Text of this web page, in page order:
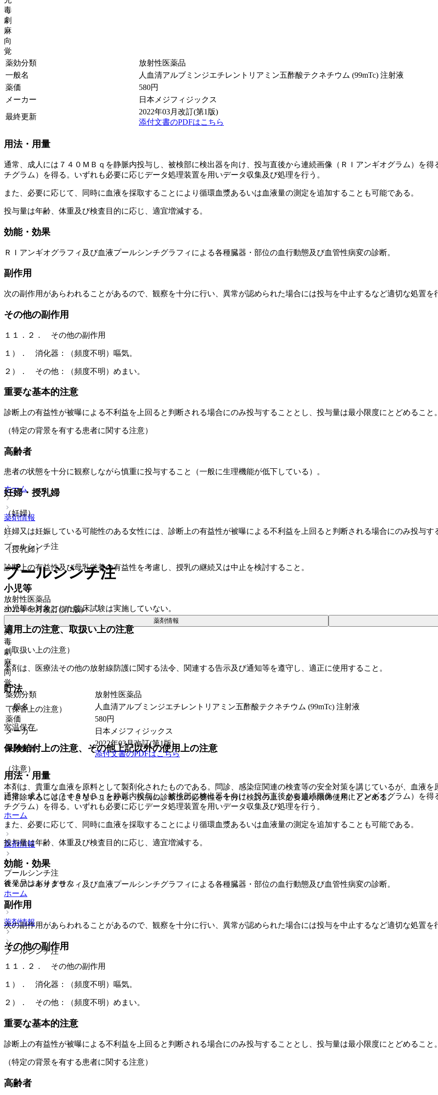
毒
劇
麻
向
覚
薬効分類
放射性医薬品
一般名
人血清アルブミンジエチレントリアミン五酢酸テクネチウム (99mTc) 注射液
薬価
580円
メーカー
日本メジフィジックス
最終更新
2022年03月改訂(第1版)
添付文書のPDFはこちら
用法・用量
通常、成人には７４０ＭＢｑを静脈内投与し、被検部に検出器を向け、投与直後から連続画像（ＲＩアンギオグラム）を
チグラム）を得る。いずれも必要に応じデータ処理装置を用いデータ収集及び処理を行う。
また、必要に応じて、同時に血液を採取することにより循環血漿あるいは血液量の測定を追加することも可能である。
投与量は年齢、体重及び検査目的に応じ、適宜増減する。
効能・効果
ＲＩアンギオグラフィ及び血液プールシンチグラフィによる各種臓器・部位の血行動態及び血管性病変の診断。
副作用
次の副作用があらわれることがあるので、観察を十分に行い、異常が認められた場合には投与を中止するなど適切な処置を
その他の副作用
１１．２． その他の副作用
１）． 消化器：（頻度不明）嘔気。
２）． その他：（頻度不明）めまい。
重要な基本的注意
診断上の有益性が被曝による不利益を上回ると判断される場合にのみ投与することとし、投与量は最小限度にとどめること。
（特定の背景を有する患者に関する注意）
高齢者
患者の状態を十分に観察しながら慎重に投与すること（一般に生理機能が低下している）。
妊婦・授乳婦
（妊婦）
妊婦又は妊娠している可能性のある女性には、診断上の有益性が被曝による不利益を上回ると判断される場合にのみ投与す
（授乳婦）
診断上の有益性及び母乳栄養の有益性を考慮し、授乳の継続又は中止を検討すること。
小児等
小児等を対象とした臨床試験は実施していない。
適用上の注意、取扱い上の注意
（取扱い上の注意）
本剤は、医療法その他の放射線防護に関する法令、関連する告示及び通知等を遵守し、適正に使用すること。
貯法
（保管上の注意）
室温保存。
保険給付上の注意、その他上記以外の使用上の注意
（注意）
本剤は、貴重な血液を原料として製剤化されたものである。問診、感染症関連の検査等の安全対策を講じているが、血液
に排除することはできないことから、疾病の診断上の必要性を十分に検討の上、必要最小限の使用にとどめる。
ホーム
薬剤情報
プールシンチ注
後発品はありません
ホーム
薬剤情報
プールシンチ注
ホーム
薬剤情報
プールシンチ注
プールシンチ注
放射性医薬品
2022年03月改訂(第1版)
薬剤情報
先
毒
劇
麻
向
覚
薬効分類
放射性医薬品
一般名
人血清アルブミンジエチレントリアミン五酢酸テクネチウム (99mTc) 注射液
薬価
580円
メーカー
日本メジフィジックス
最終更新
2022年03月改訂(第1版)
添付文書のPDFはこちら
用法・用量
通常、成人には７４０ＭＢｑを静脈内投与し、被検部に検出器を向け、投与直後から連続画像（ＲＩアンギオグラム）を
チグラム）を得る。いずれも必要に応じデータ処理装置を用いデータ収集及び処理を行う。
また、必要に応じて、同時に血液を採取することにより循環血漿あるいは血液量の測定を追加することも可能である。
投与量は年齢、体重及び検査目的に応じ、適宜増減する。
効能・効果
ＲＩアンギオグラフィ及び血液プールシンチグラフィによる各種臓器・部位の血行動態及び血管性病変の診断。
副作用
次の副作用があらわれることがあるので、観察を十分に行い、異常が認められた場合には投与を中止するなど適切な処置を
その他の副作用
１１．２． その他の副作用
１）． 消化器：（頻度不明）嘔気。
２）． その他：（頻度不明）めまい。
重要な基本的注意
診断上の有益性が被曝による不利益を上回ると判断される場合にのみ投与することとし、投与量は最小限度にとどめること。
（特定の背景を有する患者に関する注意）
高齢者